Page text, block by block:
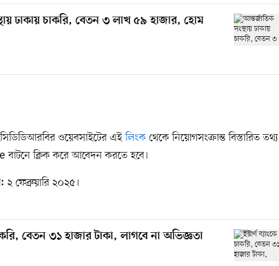
ঢাকায় চাকরি, বেতন ৩ লাখ ৫৯ হাজার, হোম
ওয়েবসাইটের এইলিংক থেকে নিয়োগসংক্রান্ত বিস্তারিত তথ্য
ক্লিক করে আবেদন করতে হবে।
২ ফেব্রুয়ারি ২০২৫।
বেতন ৩১ হাজার টাকা, লাগবে না অভিজ্ঞতা